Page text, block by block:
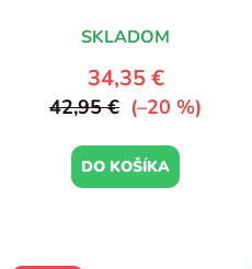
SKLADOM
34,35 €
42,95 € (–20 %)
DO KOŠÍKA